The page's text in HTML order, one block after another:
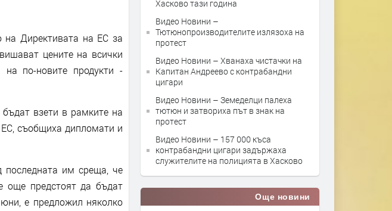
на Директивата на ЕС за
цените на всички
по-новите продукти -
взети в рамките на
съобщиха дипломати и
последната им среща, че
още предстоят да бъдат
е предложил няколко
Хасково тази година
Видео Новини –
Тютюнопроизводителите излязоха на
протест
Видео Новини – Хванаха чистачки на
Капитан Андреево с контрабандни
цигари
Видео Новини – Земеделци палеха
тютюн и затвориха път в знак на
протест
Видео Новини – 157 000 къса
контрабандни цигари задържаха
служителите на полицията в Хасково
Още новини